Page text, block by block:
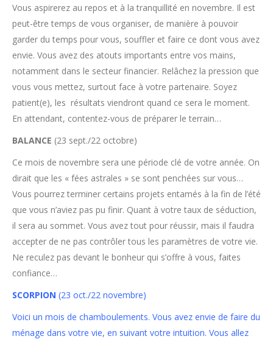
Vous aspirerez au repos et à la tranquillité en novembre. Il est
peut-être temps de vous organiser, de manière à pouvoir
garder du temps pour vous, souffler et faire ce dont vous avez
envie. Vous avez des atouts importants entre vos mains,
notamment dans le secteur financier. Relâchez la pression que
vous vous mettez, surtout face à votre partenaire. Soyez
patient(e), les résultats viendront quand ce sera le moment.
En attendant, contentez-vous de préparer le terrain…
BALANCE (23 sept./22 octobre)
Ce mois de novembre sera une période clé de votre année. On
dirait que les « fées astrales » se sont penchées sur vous…
Vous pourrez terminer certains projets entamés à la fin de l’été
que vous n’aviez pas pu finir. Quant à votre taux de séduction,
il sera au sommet. Vous avez tout pour réussir, mais il faudra
accepter de ne pas contrôler tous les paramètres de votre vie.
Ne reculez pas devant le bonheur qui s’offre à vous, faites
confiance…
SCORPION (23 oct./22 novembre)
Voici un mois de chamboulements. Vous avez envie de faire du
ménage dans votre vie, en suivant votre intuition. Vous allez